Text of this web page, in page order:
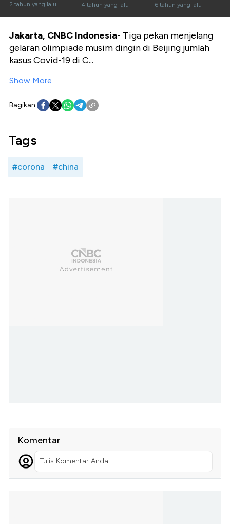
2 tahun yang lalu
Harian Covid RI
4 tahun yang lalu 6 tahun yang lalu
Jakarta, CNBC Indonesia- Tiga pekan menjelang
gelaran olimpiade musim dingin di Beijing jumlah
kasus Covid-19 di C...
Show More
Bagikan:
Tags
#corona #china
Komentar
Tulis Komentar Anda...